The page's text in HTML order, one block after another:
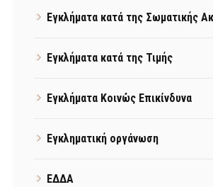
Εγκλήματα κατά της Σωματικής
Εγκλήματα κατά της Τιμής
Εγκλήματα Κοινώς Επικίνδυνα
Εγκληματική οργάνωση
ΕΔΔΑ